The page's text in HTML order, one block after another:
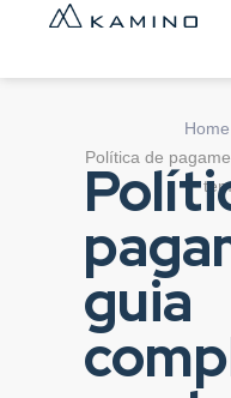
Home
Política de
guia